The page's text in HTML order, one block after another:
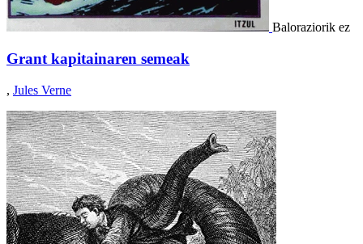
Baloraziorik ez
Grant kapitainaren semeak
, Jules Verne